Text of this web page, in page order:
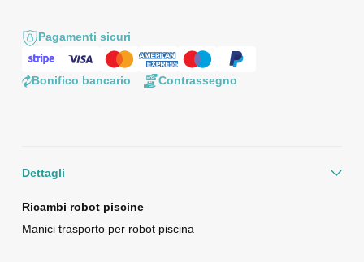
Pagamenti sicuri
Bonifico bancario Contrassegno
Dettagli
Ricambi robot piscine
Manici trasporto per robot piscina